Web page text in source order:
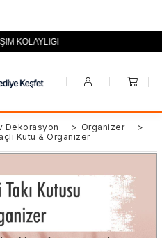
KOLAYLIĞI
Dekorasyon > Organizer
>
Kutu & Organizer